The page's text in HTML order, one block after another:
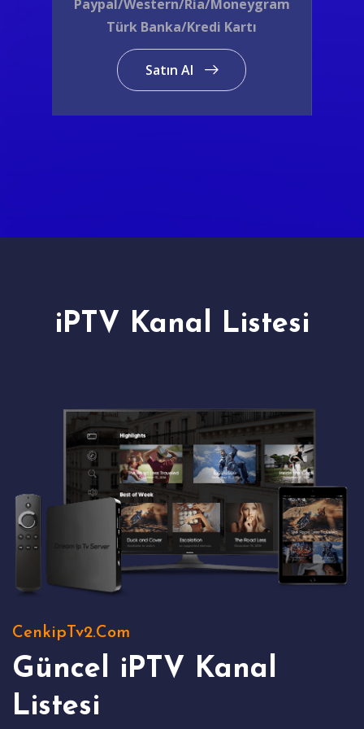
Paypal/Western/Ria/Moneygram
Türk Banka/Kredi Kartı
Satın Al
iPTV Kanal Listesi
CenkipTv2.Com
Güncel iPTV Kanal
Listesi